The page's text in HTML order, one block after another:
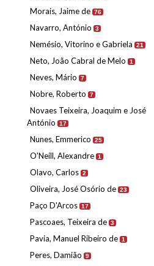
Morais, Jaime de 76
Navarro, António 3
Nemésio, Vitorino e Gabriela 21
Neto, João Cabral de Melo 1
Neves, Mário 7
Nobre, Roberto 7
Novaes Teixeira, Joaquim e José
António
17
Nunes, Emmerico 25
O'Neill, Alexandre 1
Olavo, Carlos 2
Oliveira, José Osório de 23
Paço D'Arcos 17
Pascoaes, Teixeira de 3
Pavia, Manuel Ribeiro de 1
Peres, Damião 9